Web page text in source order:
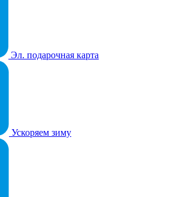
Эл. подарочная карта
Ускоряем зиму